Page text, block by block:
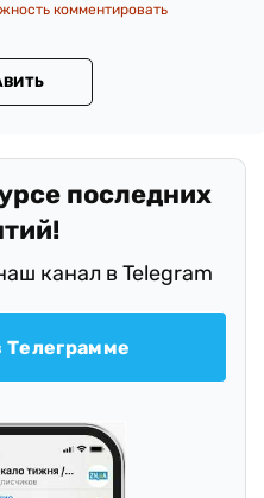
комментировать
последних
канал в Telegram
Телеграмме